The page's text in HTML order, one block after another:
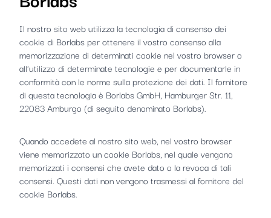
Il nostro sito web utilizza la tecnologia di consenso dei
cookie di Borlabs per ottenere il vostro consenso alla
memorizzazione di determinati cookie nel vostro browser o
all'utilizzo di determinate tecnologie e per documentarle in
conformità con le norme sulla protezione dei dati. Il fornitore
di questa tecnologia è Borlabs GmbH, Hamburger Str. 11,
22083 Amburgo (di seguito denominato Borlabs).
Quando accedete al nostro sito web, nel vostro browser
viene memorizzato un cookie Borlabs, nel quale vengono
memorizzati i consensi che avete dato o la revoca di tali
consensi. Questi dati non vengono trasmessi al fornitore del
cookie Borlabs.